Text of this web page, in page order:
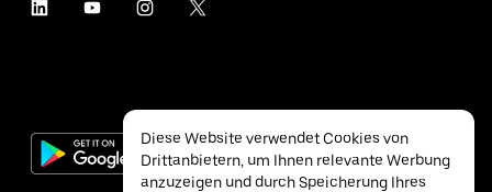
Diese Website verwendet Cookies von
Drittanbietern, um Ihnen relevante Werbung
anzuzeigen und durch Speicherung Ihres